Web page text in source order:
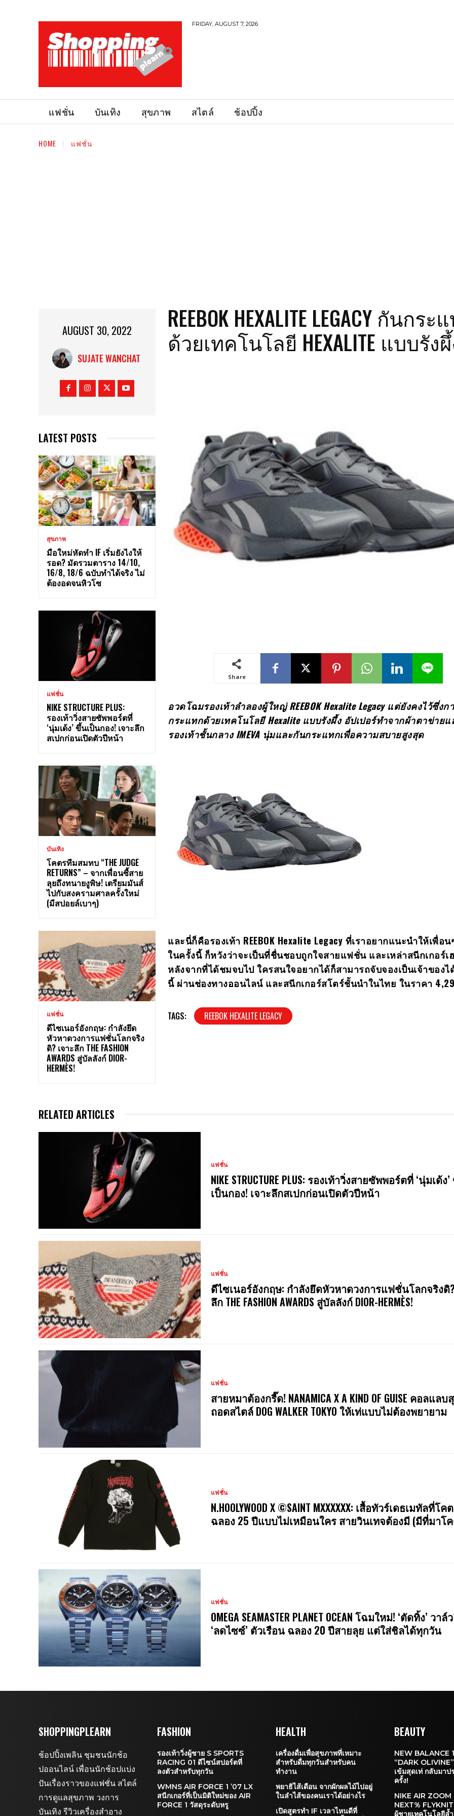
FRIDAY, AUGUST 7, 2026
แฟชั่น บันเทิง สุขภาพ สไตล์ ช้อปปิ้ง
HOME แฟชั่น
AUGUST 30, 2022
SUJATE WANCHAT
LATEST POSTS
สุขภาพ
มือใหม่หัดทำ IF เริ่มยังไงให้
รอด? มัดรวมตาราง 14/10,
16/8, 18/6 ฉบับทำได้จริง ไม่
ต้องอดจนหิวโซ
แฟชั่น
NIKE STRUCTURE PLUS:
รองเท้าวิ่งสายซัพพอร์ตที่
‘นุ่มเด้ง’ ขึ้นเป็นกอง! เจาะลึก
สเปกก่อนเปิดตัวปีหน้า
บันเทิง
โคตรทีมสมทบ “THE JUDGE
RETURNS” – จากเพื่อนซี้สาย
ลุยถึงทนายงูพิษ! เตรียมมันส์
ไปกับสงครามศาลครั้งใหม่
(มีสปอยล์เบาๆ)
แฟชั่น
ดีไซเนอร์อังกฤษ: กำลังยึด
หัวหาดวงการแฟชั่นโลกจริง
ดิ? เจาะลึก THE FASHION
AWARDS สู่บัลลังก์ DIOR-
HERMÈS!
REEBOK HEXALITE LEGACY กันกระ
ด้วยเทคโนโลยี HEXALITE แบบรัง
Share
อวดโฉมรองเท้าลำลองผู้ใหญ่REEBOK Hexalite Legacy แต่ยังคงไว้ซึ่ง
กระแทกด้วยเทคโนโลยี Hexalite แบบรังผึ้ง อัปเปอร์ทำจากผ้าตาข่าย
รองเท้าชั้นกลาง IMEVA นุ่มและกันกระแทกเพื่อความสบายสูงสุด
และนี่ก็คือรองเท้า REEBOK Hexalite Legacy ที่เราอยากแนะนำให้เพื่อ
ในครั้งนี้ ก็หวังว่าจะเป็นที่ชื่นชอบถูกใจสายแฟชั่น และเหล่าสนีกเกอร์
หลังจากที่ได้ชมจบไป ใครสนใจอยากได้ก็สามารถจับจองเป็นเจ้าของ
นี้ ผ่านช่องทางออนไลน์ และสนีกเกอร์สโตร์ชั้นนำในไทย ในราคา
TAGS: REEBOK HEXALITE LEGACY
RELATED ARTICLES
แฟชั่น
NIKE STRUCTURE PLUS: รองเท้าวิ่งสายซัพพอร์ตที่ ‘นุ่มเด้ง
เป็นกอง! เจาะลึกสเปกก่อนเปิดตัวปีหน้า
แฟชั่น
ดีไซเนอร์อังกฤษ: กำลังยึดหัวหาดวงการแฟชั่นโลกจริงดิ
ลึก THE FASHION AWARDS สู่บัลลังก์ DIOR-HERMÈS!
แฟชั่น
สายหมาต้องกรี๊ด! NANAMICA X A KIND OF GUISE คอลแล
ถอดสไตล์ DOG WALKER TOKYO ให้เท่แบบไม่ต้องพยายาม
แฟชั่น
N.HOOLYWOOD X ©SAINT MXXXXXX: เสื้อทัวร์เดธเมทัลที่โ
ฉลอง 25 ปีแบบไม่เหมือนใคร สายวินเทจต้องมี (มีที่มาโค
แฟชั่น
OMEGA SEAMASTER PLANET OCEAN โฉมใหม่! ‘ตัดทิ้ง’ วา
‘ลดไซซ์’ ตัวเรือน ฉลอง 20 ปีสายลุย แต่ใส่ชิลได้ทุกวัน
SHOPPINGPLEARN
ช้อปปิ้งเพลิน ชุมชนนักช้อ
ปออนไลน์ เพื่อนนักช้อปแบ่ง
ปันเรื่องราวของแฟชั่น สไตล์
การดูแลสุขภาพ วงการ
บันเทิง รีวิวเครื่องสำอาง
FASHION
รองเท้าวิ่งผู้ชาย S SPORTS
RACING 01 ดีไซน์สปอร์ตที่
ลงตัวสำหรับทุกวัน
WMNS AIR FORCE 1 ’07 LX
สนีกเกอร์ที่เป็นมิติใหม่ของ AIR
FORCE 1 วัสดุระดับหรู
HEALTH
เครื่องดื่มเพื่อสุขภาพที่เหมาะ
สำหรับดื่มทุกวันสำหรับคน
ทำงาน
พยาธิไส้เดือน จากผักผลไม้ไปอยู่
ในลำไส้ของคนเราได้อย่างไร
เปิดสูตรทำ IF เวลาไหนดีที่
BEAUTY
NEW BALANCE
“DARK
เข้มสุดเท่ กลับมาป
ครั้ง!
NIKE AIR ZOOM
NEXT%
ผู้ชายเทคโนโลยีล้